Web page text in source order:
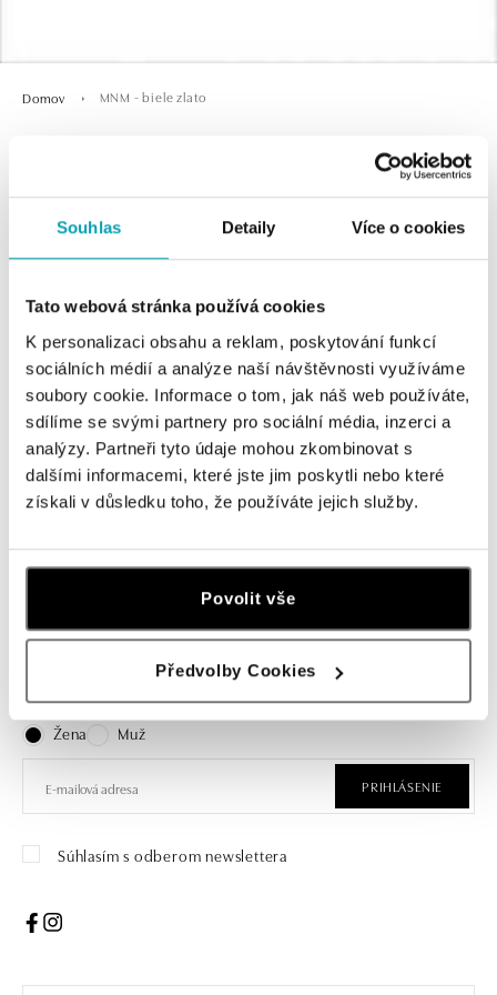
Souhlas Detaily Více o cookies
Tato webová stránka používá cookies
K personalizaci obsahu a reklam, poskytování funkcí
sociálních médií a analýze naší návštěvnosti využíváme
soubory cookie. Informace o tom, jak náš web používáte,
sdílíme se svými partnery pro sociální média, inzerci a
analýzy. Partneři tyto údaje mohou zkombinovat s
dalšími informacemi, které jste jim poskytli nebo které
získali v důsledku toho, že používáte jejich služby.
Povolit vše
Předvolby Cookies
Domov MNM - biele zlato
0 z 0 produktov FILTER
V katalógu nie sú žiadne produkty.
Prihláste sa na odber newslettera
Objavte najnovšie kolekcie, novinky a exkluzívne uvedenia na
Žena
Muž
PRIHLÁSENIE
Súhlasím s odberom newslettera